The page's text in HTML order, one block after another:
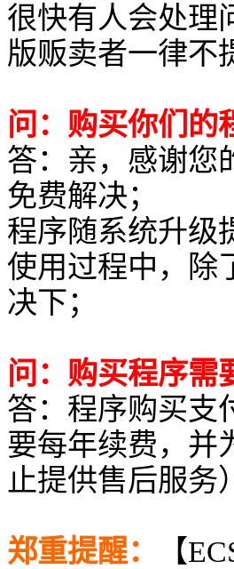
很快有人会处理
版贩卖者一律不
问：购买你们的
答：亲，感谢您
免费解决；
程序随系统升级
使用过程中，除
决下；
问：购买程序需
答：程序购买支
要每年续费，并
止提供售后服务
郑重提醒：
【